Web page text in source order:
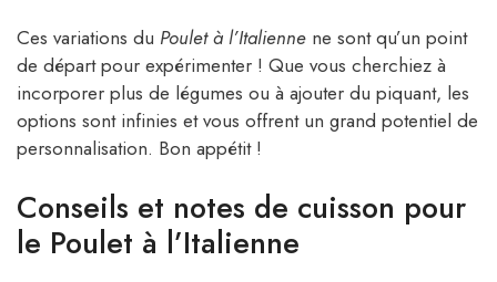
Ces variations du Poulet à l’Italienne ne sont qu’un point
de départ pour expérimenter ! Que vous cherchiez à
incorporer plus de légumes ou à ajouter du piquant, les
options sont infinies et vous offrent un grand potentiel de
personnalisation. Bon appétit !
Conseils et notes de cuisson pour
le Poulet à l’Italienne